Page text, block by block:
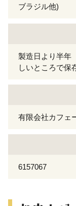
ブラジル他)
製造日より半年
しいところで保
有限会社カフェ
6157067